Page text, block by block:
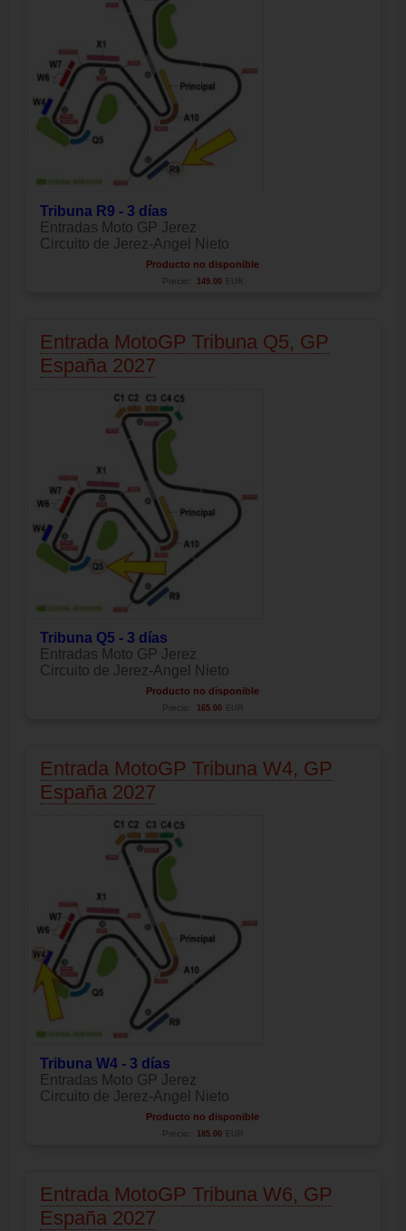
Tribuna R9 - 3 días
Entradas Moto GP Jerez
Circuito de Jerez-Angel Nieto
Producto no disponible
Precio: 149.00 EUR
Entrada MotoGP Tribuna Q5, GP
España 2027
Tribuna Q5 - 3 días
Entradas Moto GP Jerez
Circuito de Jerez-Angel Nieto
Producto no disponible
Precio: 165.00 EUR
Entrada MotoGP Tribuna W4, GP
España 2027
Tribuna W4 - 3 días
Entradas Moto GP Jerez
Circuito de Jerez-Angel Nieto
Producto no disponible
Precio: 185.00 EUR
Entrada MotoGP Tribuna W6, GP
España 2027